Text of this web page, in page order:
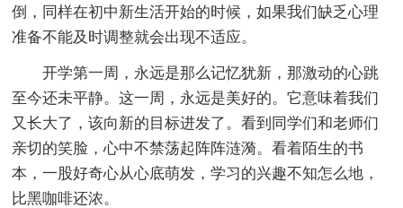
倒，同样在初中新生活开始的时候，如果我们缺乏心理
准备不能及时调整就会出现不适应。
开学第一周，永远是那么记忆犹新，那激动的心跳
至今还未平静。这一周，永远是美好的。它意味着我们
又长大了，该向新的目标进发了。看到同学们和老师们
亲切的笑脸，心中不禁荡起阵阵涟漪。看着陌生的书
本，一股好奇心从心底萌发，学习的兴趣不知怎么地，
比黑咖啡还浓。